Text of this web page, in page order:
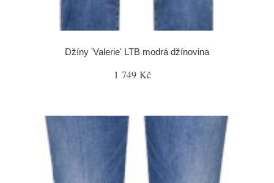
Džíny 'Valerie' LTB modrá džínovina
1 749 Kč